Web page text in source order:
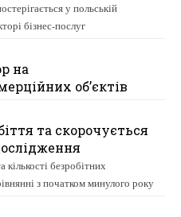
у польській
бізнес-послуг
на
об’єктів
та скорочується
кількості безробітних
з початком минулого року